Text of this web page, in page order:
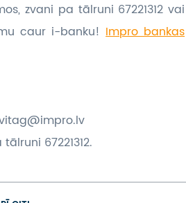
zvani pa tālruni 67221312 vai
caur i-banku!Impro bankas
67221312.